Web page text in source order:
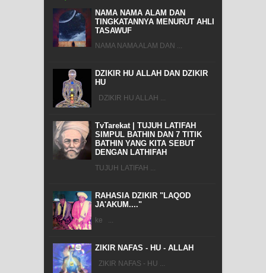
NAMA NAMA ALAM DAN
TINGKATANNYA MENURUT AHLI
TASAWUF
NAMA NAMA ALAM DAN ...
DZIKIR HU ALLAH DAN DZIKIR
HU
DZIKIR HU ALLAH ...
TvTarekat | TUJUH LATIFAH
SIMPUL BATHIN DAN 7 TITIK
BATHIN YANG KITA SEBUT
DENGAN LATHIFAH
TUJUH LATIFAH ...
RAHASIA DZIKIR "LAQOD
JA'AKUM...."
ke ...
ZIKIR NAFAS - HU - ALLAH
ZIKIR NAFAS - HU ...